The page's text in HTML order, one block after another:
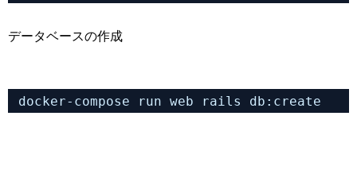
データベースの作成
docker-compose run web rails db:create